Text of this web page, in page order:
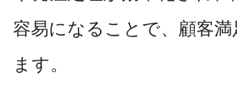
容易になることで、顧客満
ます。